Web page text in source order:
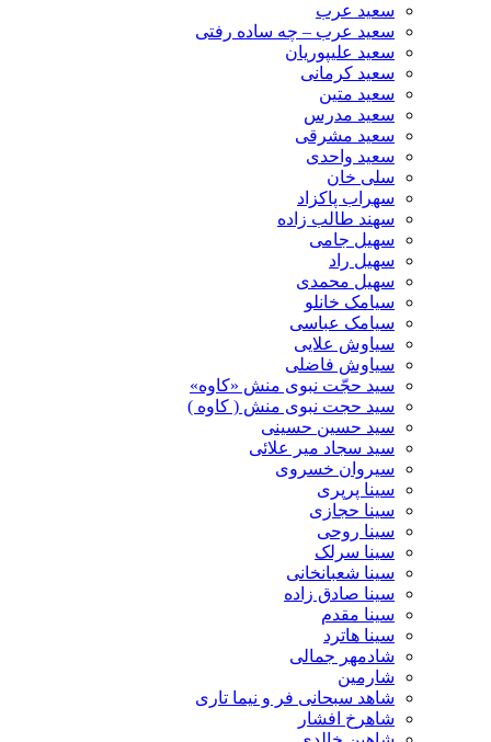
سعید عرب
سعید عرب – چه ساده رفتی
سعید علیپوریان
سعید کرمانی
سعید متین
سعید مدرس
سعید مشرقی
سعید واحدی
سلی خان
سهراب پاکزاد
سهند طالب زاده
سهیل جامی
سهیل راد
سهیل محمدی
سیامک خانلو
سیامک عباسی
سیاوش علایی
سیاوش فاضلی
سید حجّت نبوی منش «کاوه»
سید حجت نبوی منش ( کاوه )
سید حسین حسینى
سید سجاد میر علائی
سیروان خسروی
سینا پرپری
سینا حجازی
سینا روحی
سینا سرلک
سینا شعبانخانی
سینا صادق زاده
سینا مقدم
سینا هاترد
شادمهر جمالی
شارمین
شاهد سبحانی فر و نیما تاری
شاهرخ افشار